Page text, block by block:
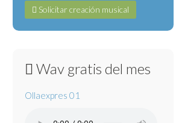
Solicitar creación musical
Wav gratis del mes
Ollaexpres 01